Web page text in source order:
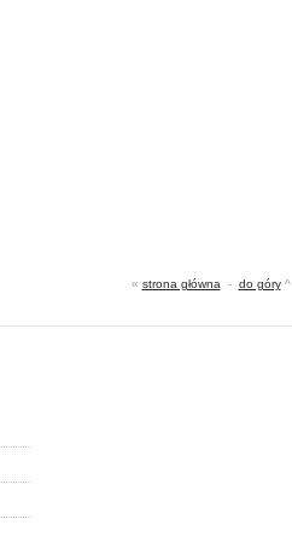
« strona główna - do góry^